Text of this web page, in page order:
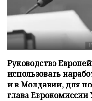
Руководство
использовать
и в Молдавии, для
глава